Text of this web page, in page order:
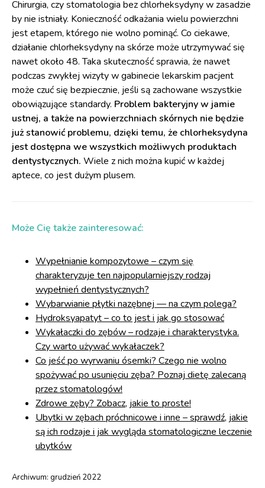
Chirurgia, czy stomatologia bez chlorheksydyny w zasadzie
by nie istniały. Konieczność odkażania wielu powierzchni
jest etapem, którego nie wolno pominąć. Co ciekawe,
działanie chlorheksydyny na skórze może utrzymywać się
nawet około 48. Taka skuteczność sprawia, że nawet
podczas zwykłej wizyty w gabinecie lekarskim pacjent
może czuć się bezpiecznie, jeśli są zachowane wszystkie
obowiązujące standardy. Problem bakteryjny w jamie
ustnej, a także na powierzchniach skórnych nie będzie
już stanowić problemu, dzięki temu, że chlorheksydyna
jest dostępna we wszystkich możliwych produktach
dentystycznych. Wiele z nich można kupić w każdej
aptece, co jest dużym plusem.
Może Cię także zainteresować:
Wypełnianie kompozytowe – czym się
charakteryzuje ten najpopularniejszy rodzaj
wypełnień dentystycznych?
Wybarwianie płytki nazębnej — na czym polega?
Hydroksyapatyt – co to jest i jak go stosować
Wykałaczki do zębów – rodzaje i charakterystyka.
Czy warto używać wykałaczek?
Co jeść po wyrwaniu ósemki? Czego nie wolno
spożywać po usunięciu zęba? Poznaj dietę zalecaną
przez stomatologów!
Zdrowe zęby? Zobacz, jakie to proste!
Ubytki w zębach próchnicowe i inne – sprawdź, jakie
są ich rodzaje i jak wygląda stomatologiczne leczenie
ubytków
Archiwum: grudzień 2022